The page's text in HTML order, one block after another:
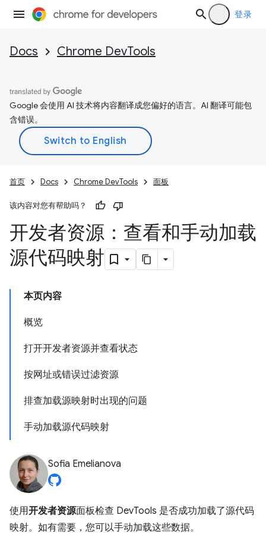
登录
Docs Chrome DevTools
Google 会使用 AI 技术将内容翻译成您偏好的语言。AI 翻译可能包
含错误。
首页 Docs Chrome DevTools 面板
该内容对您有帮助吗？
开发者资源：查看和手动加载
源代码映射
本页内容
概览
打开开发者资源并查看状态
按网址或错误过滤资源
排查加载源映射时出现的问题
手动加载源代码映射
Sofia Emelianova
使用开发者资源面板检查 DevTools 是否成功加载了源代码
映射。如有需要，您可以手动加载这些数据。